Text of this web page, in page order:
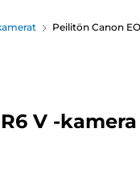
Peilitön Canon
V -kamera